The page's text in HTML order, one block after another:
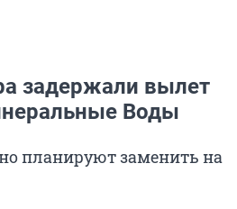
задержали вылет
Воды
планируют заменить на